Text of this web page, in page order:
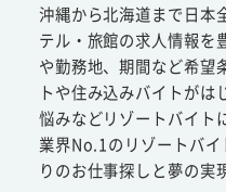
沖縄から北海道まで日本
テル・旅館の求人情報を
や勤務地、期間など希望
トや住み込みバイトがは
悩みなどリゾートバイト
業界No.1のリゾートバ
りのお仕事探しと夢の実